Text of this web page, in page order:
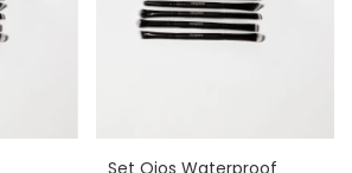
Set Ojos Waterproof